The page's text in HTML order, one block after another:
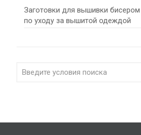
Заготовки для вышивки
по уходу за вышитой одеждой